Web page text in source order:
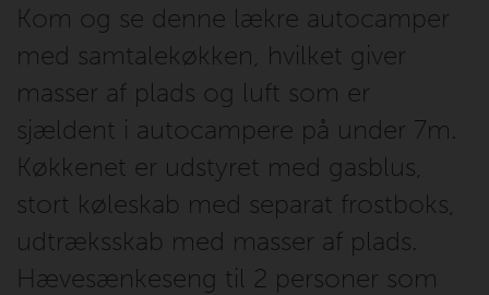
Kom og se denne lækre autocamper
med samtalekøkken, hvilket giver
masser af plads og luft som er
sjældent i autocampere på under 7m.
Køkkenet er udstyret med gasblus,
stort køleskab med separat frostboks,
udtræksskab med masser af plads.
Hævesænkeseng til 2 personer som